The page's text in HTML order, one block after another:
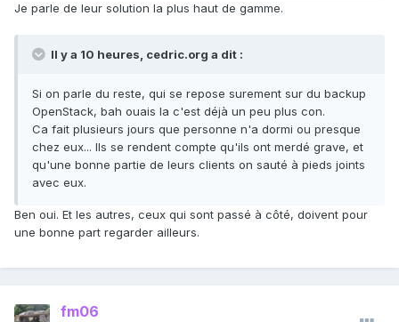
Je parle de leur solution la plus haut de gamme.
Il y a 10 heures, cedric.org a dit :
Si on parle du reste, qui se repose surement sur du backup
OpenStack, bah ouais la c'est déjà un peu plus con.
Ca fait plusieurs jours que personne n'a dormi ou presque
chez eux... Ils se rendent compte qu'ils ont merdé grave, et
qu'une bonne partie de leurs clients on sauté à pieds joints
avec eux.
Ben oui. Et les autres, ceux qui sont passé à côté, doivent pour
une bonne part regarder ailleurs.
fm06